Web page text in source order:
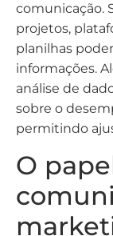
comunicação.
projetos,
planilhas
informações.
análise de
sobre o
permitindo
O